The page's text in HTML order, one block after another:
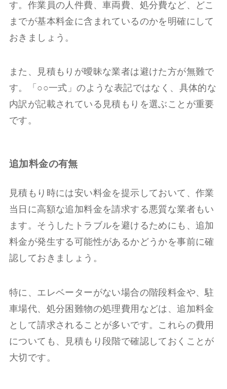
す。作業員の人件費、車両費、処分費など、どこ
までが基本料金に含まれているのかを明確にして
おきましょう。
また、見積もりが曖昧な業者は避けた方が無難で
す。「○○一式」のような表記ではなく、具体的な
内訳が記載されている見積もりを選ぶことが重要
です。
追加料金の有無
見積もり時には安い料金を提示しておいて、作業
当日に高額な追加料金を請求する悪質な業者もい
ます。そうしたトラブルを避けるためにも、追加
料金が発生する可能性があるかどうかを事前に確
認しておきましょう。
特に、エレベーターがない場合の階段料金や、駐
車場代、処分困難物の処理費用などは、追加料金
として請求されることが多いです。これらの費用
についても、見積もり段階で確認しておくことが
大切です。